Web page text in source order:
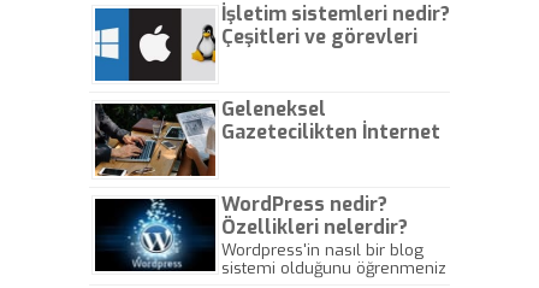
İşletim sistemleri nedir?
Çeşitleri ve görevleri
Geleneksel
Gazetecilikten İnternet
WordPress nedir?
Özellikleri nelerdir?
Wordpress'in nasıl bir blog
sistemi olduğunu öğrenmeniz